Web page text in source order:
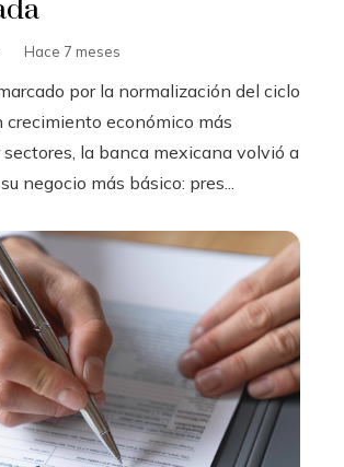
Hace 7 meses
por la normalización del ciclo
crecimiento económico más
la banca mexicana volvió a
negocio más básico: pres...